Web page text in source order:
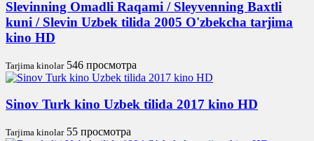
Slevinning Omadli Raqami / Sleyvenning Baxtli
kuni / Slevin Uzbek tilida 2005 O'zbekcha tarjima
kino HD
Tarjima kinolar 546 просмотра
Sinov Turk kino Uzbek tilida 2017 kino HD
Tarjima kinolar 55 просмотра